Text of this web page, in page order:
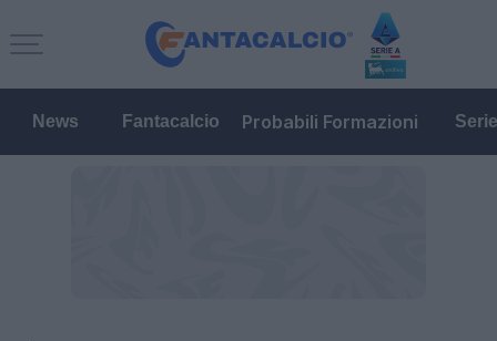
News Fantacalcio Probabili Formazioni